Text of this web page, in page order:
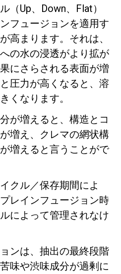
（Up、Down、Flat）
フュージョンを適用す
高まります。それは、
の水の浸透がより拡が
にさらされる表面が増
圧力が高くなると、溶
くなります。
が増えると、構造とコ
増え、クレマの網状構
増えると言うことがで
クル／保存期間によ
レインフュージョン時
によって管理されなけ
ンは、抽出の最終段階
味や渋味成分が過剰に